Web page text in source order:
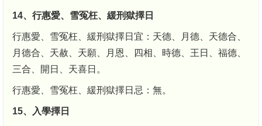
14、行惠愛、雪冤枉、緩刑獄擇日
行惠愛、雪冤枉、緩刑獄擇日宜：天德、月德、天德合、
月德合、天赦、天願、月恩、四相、時德、王日、福德、
三合、開日、天喜日。
行惠愛、雪冤枉、緩刑獄擇日忌：無。
15、入學擇日